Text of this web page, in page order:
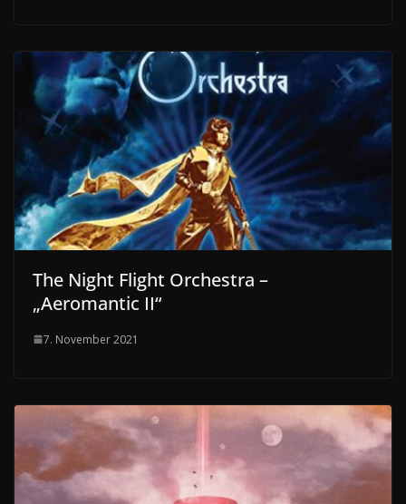
The Night Flight Orchestra –
„Aeromantic II“
7. November 2021